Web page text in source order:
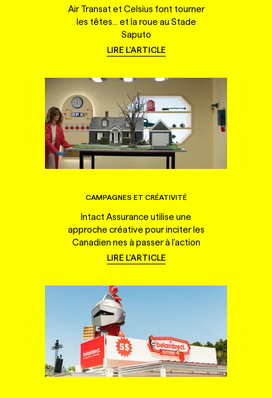
Air Transat et Celsius font tourner
les têtes... et la roue au Stade
Saputo
LIRE L'ARTICLE
CAMPAGNES ET CRÉATIVITÉ
Intact Assurance utilise une
approche créative pour inciter les
Canadien·nes à passer à l'action
LIRE L'ARTICLE